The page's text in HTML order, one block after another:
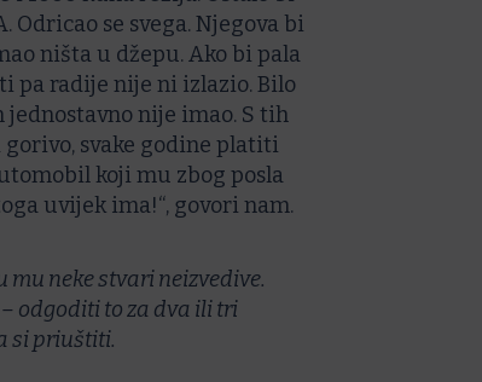
Odricao se svega. Njegova bi
ništa u džepu. Ako bi pala
pa radije nije ni izlazio. Bilo
nije imao. S tih
svake godine platiti
koji mu zbog posla
uvijek ima!“, govori nam.
neke stvari neizvedive.
odgoditi to za dva ili tri
si priuštiti.